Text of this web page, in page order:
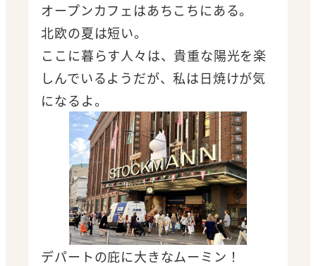
オープンカフェはあちこちにある。
北欧の夏は短い。
ここに暮らす人々は、貴重な陽光を楽
しんでいるようだが、私は日焼けが気
になるよ。
デパートの庇に大きなムーミン！